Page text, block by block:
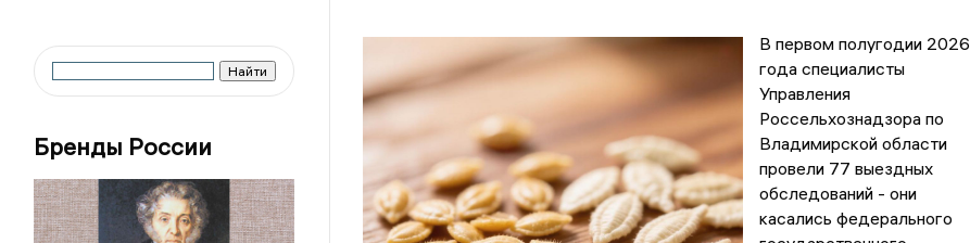
Бренды России
В первом полугодии 2026
года специалисты
Управления
Россельхознадзора по
Владимирской области
провели 77 выездных
обследований - они
касались федерального